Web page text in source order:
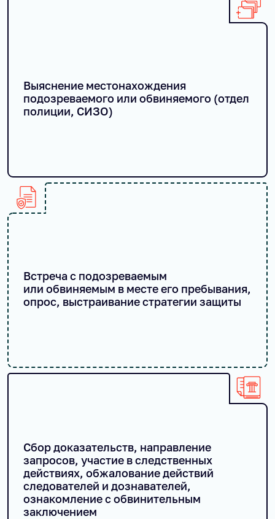
Выяснение местонахождения
подозреваемого или обвиняемого (отдел
полиции, СИЗО)
Встреча с подозреваемым
или обвиняемым в месте его пребывания,
опрос, выстраивание стратегии защиты
Сбор доказательств, направление
запросов, участие в следственных
действиях, обжалование действий
следователей и дознавателей,
ознакомление с обвинительным
заключением